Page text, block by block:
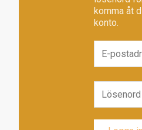
komma åt
konto.